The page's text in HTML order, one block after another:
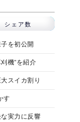
シェア数
を初公開
機”を紹介
スイカ割り
す
実力に反響